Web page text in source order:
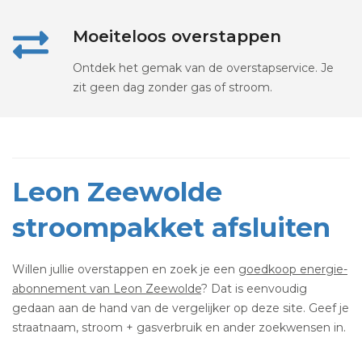
Moeiteloos overstappen
Ontdek het gemak van de overstapservice. Je
zit geen dag zonder gas of stroom.
Leon Zeewolde
stroompakket afsluiten
Willen jullie overstappen en zoek je een goedkoop energie-
abonnement van Leon Zeewolde? Dat is eenvoudig
gedaan aan de hand van de vergelijker op deze site. Geef je
straatnaam, stroom + gasverbruik en ander zoekwensen in.